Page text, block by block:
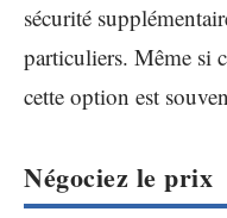
sécurité
particuliers. Même si
cette option est
Négociez le prix